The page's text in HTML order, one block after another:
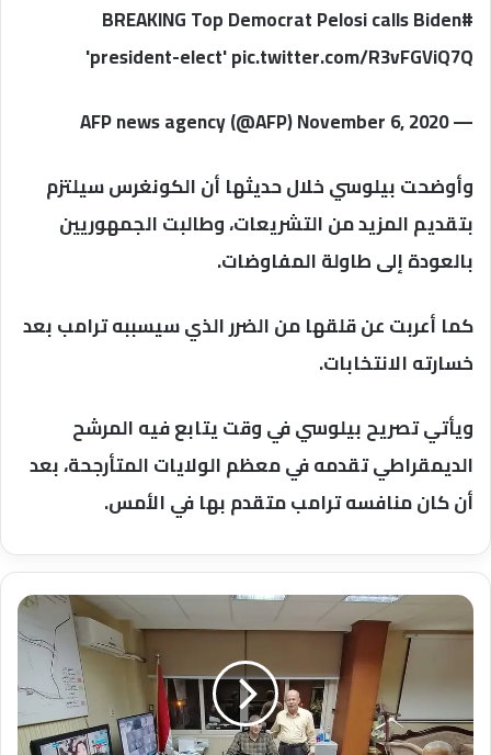
#BREAKING Top Democrat Pelosi calls Biden
'president-elect' pic.twitter.com/R3vFGViQ7Q
— AFP news agency (@AFP) November 6, 2020
وأوضحت بيلوسي خلال حديثها أن الكونغرس سيلتزم
بتقديم المزيد من التشريعات، وطالبت الجمهوريين
بالعودة إلى طاولة المفاوضات.
كما أعربت عن قلقها من الضرر الذي سيسببه ترامب بعد
خسارته الانتخابات.
ويأتي تصريح بيلوسي في وقت يتابع فيه المرشح
الديمقراطي تقدمه في معظم الولايات المتأرجحة، بعد
أن كان منافسه ترامب متقدم بها في الأمس.
المتابعة
الميدانية
امين
غنيم
رئيس